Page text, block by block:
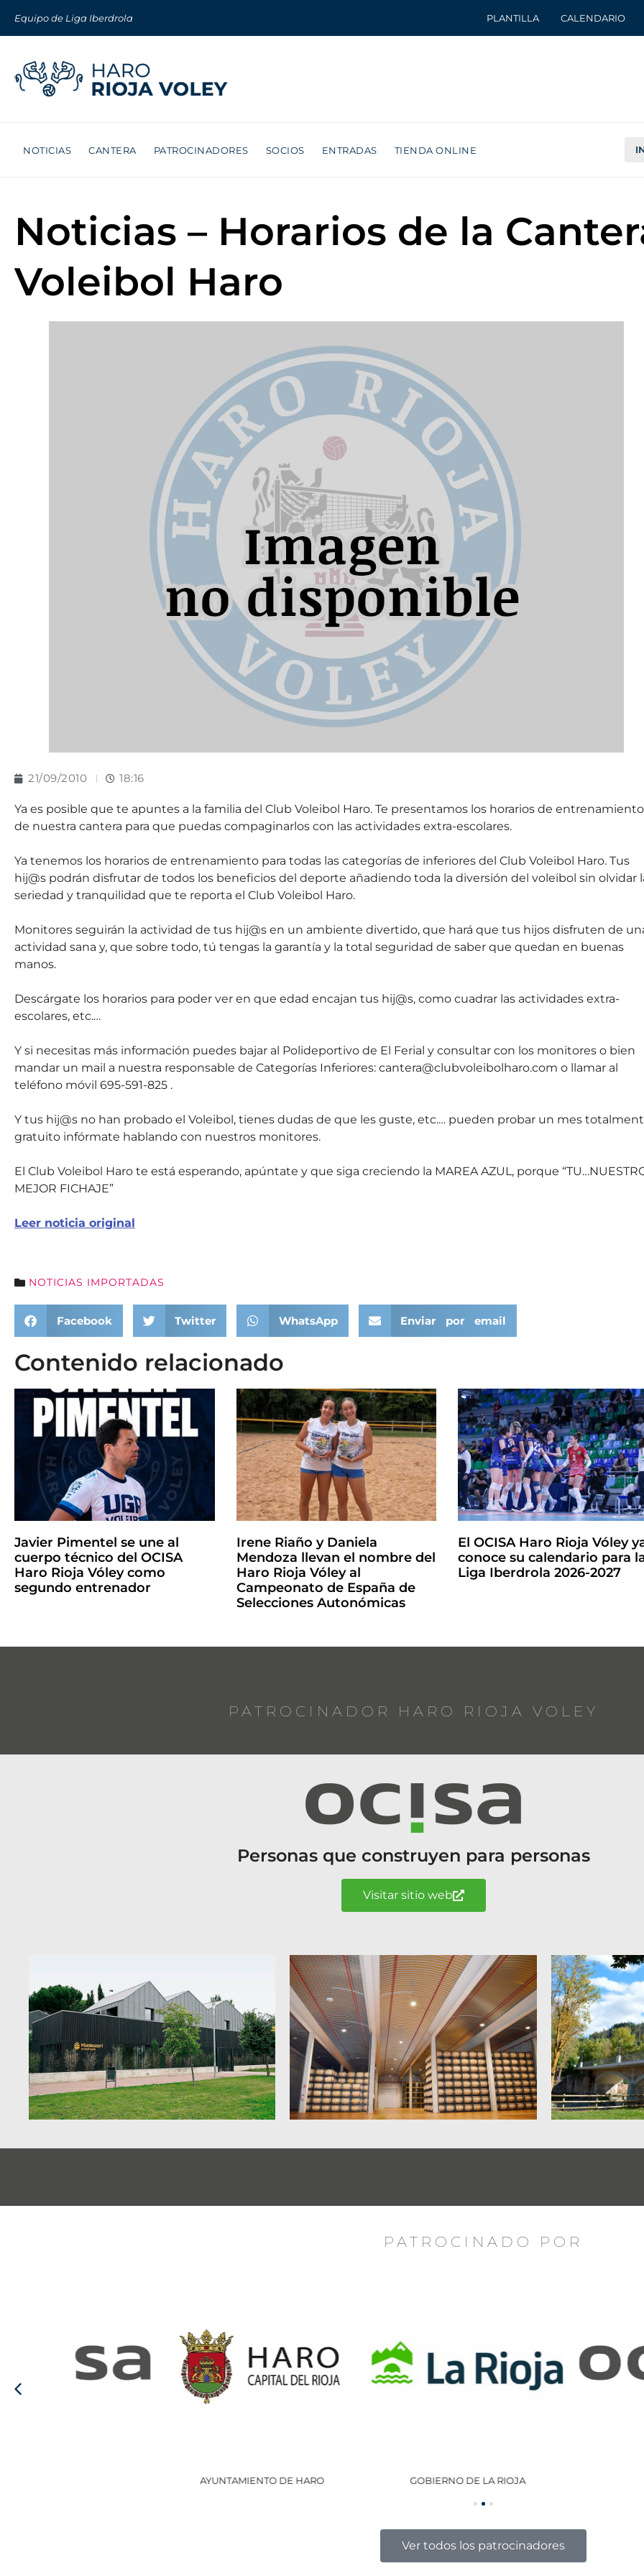
Equipo de Liga Iberdrola PLANTILLA CALENDARIO
NOTICIAS CANTERA PATROCINADORES SOCIOS ENTRADAS TIENDA ONLINE
Noticias – Horarios de la
Voleibol Haro
21/09/2010 18:16
Ya es posible que te apuntes a la familia del Club Voleibol Haro. Te presentamos los horarios de entrenamiento
de nuestra cantera para que puedas compaginarlos con las actividades extra-escolares.
Ya tenemos los horarios de entrenamiento para todas las categorías de inferiores del Club Voleibol Haro. Tus
hij@s podrán disfrutar de todos los beneficios del deporte añadiendo toda la diversión del voleibol sin olvidar
seriedad y tranquilidad que te reporta el Club Voleibol Haro.
Monitores seguirán la actividad de tus hij@s en un ambiente divertido, que hará que tus hijos disfruten de
actividad sana y, que sobre todo, tú tengas la garantía y la total seguridad de saber que quedan en buenas
manos.
Descárgate los horarios para poder ver en que edad encajan tus hij@s, como cuadrar las actividades extra-
escolares, etc.…
Y si necesitas más información puedes bajar al Polideportivo de El Ferial y consultar con los monitores o bien
mandar un mail a nuestra responsable de Categorías Inferiores: cantera@clubvoleibolharo.com o llamar al
teléfono móvil 695-591-825 .
Y tus hij@s no han probado el Voleibol, tienes dudas de que les guste, etc.… pueden probar un mes
gratuito infórmate hablando con nuestros monitores.
El Club Voleibol Haro te está esperando, apúntate y que siga creciendo la MAREA AZUL, porque
MEJOR FICHAJE”
Leer noticia original
NOTICIAS IMPORTADAS
Facebook Twitter WhatsApp Enviar por email
Contenido relacionado
Javier Pimentel se une al
cuerpo técnico del OCISA
Haro Rioja Vóley como
segundo entrenador
Irene Riaño y Daniela
Mendoza llevan el nombre del
Haro Rioja Vóley al
Campeonato de España de
Selecciones Autonómicas
El OCISA Haro Rioja Vóley
conoce su calendario para
Liga Iberdrola 2026-2027
PATROCINADOR HARO RIOJA VOLEY
Personas que construyen para personas
Visitar sitio web
PATROCINADO POR
AYUNTAMIENTO DE HARO GOBIERNO DE LA RIOJA
Ver todos los patrocinadores